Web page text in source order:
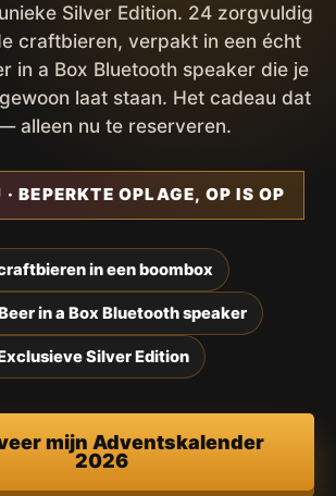
Silver Edition. 24 zorgvuldig
craftbieren, verpakt in een écht
in a Box Bluetooth speaker die je
laat staan. Het cadeau dat
alleen nu te reserveren.
BEPERKTE OPLAGE, OP IS OP
in een boombox
in a Box Bluetooth speaker
Silver Edition
mijn Adventskalender
2026